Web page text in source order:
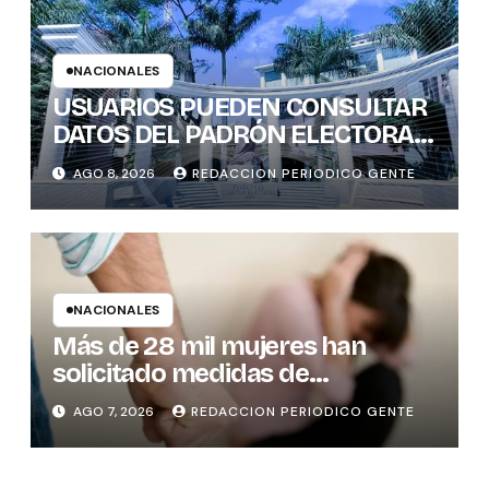
NACIONALES
USUARIOS PUEDEN CONSULTAR
DATOS DEL PADRÓN ELECTORAL
DE FORMA INTERACTIVA Y CON
GENERACIÓN INSTANTÁNEA DE
GRÁFICOS
AGO 8, 2026 REDACCION PERIODICO GENTE
NACIONALES
Más de 28 mil mujeres han
solicitado medidas de
protección
AGO 7, 2026 REDACCION PERIODICO GENTE